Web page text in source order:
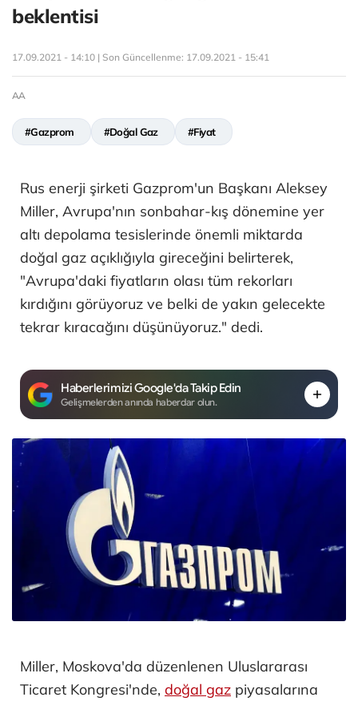
beklentisi
17.09.2021 - 14:10 | Son Güncellenme: 17.09.2021 - 15:41
AA
#Gazprom #Doğal Gaz #Fiyat
Rus enerji şirketi Gazprom'un Başkanı Aleksey
Miller, Avrupa'nın sonbahar-kış dönemine yer
altı depolama tesislerinde önemli miktarda
doğal gaz açıklığıyla gireceğini belirterek,
"Avrupa'daki fiyatların olası tüm rekorları
kırdığını görüyoruz ve belki de yakın gelecekte
tekrar kıracağını düşünüyoruz." dedi.
Haberlerimizi Google'da Takip Edin
Gelişmelerden anında haberdar olun.
Miller, Moskova'da düzenlenen Uluslararası
Ticaret Kongresi'nde, doğal gaz piyasalarına